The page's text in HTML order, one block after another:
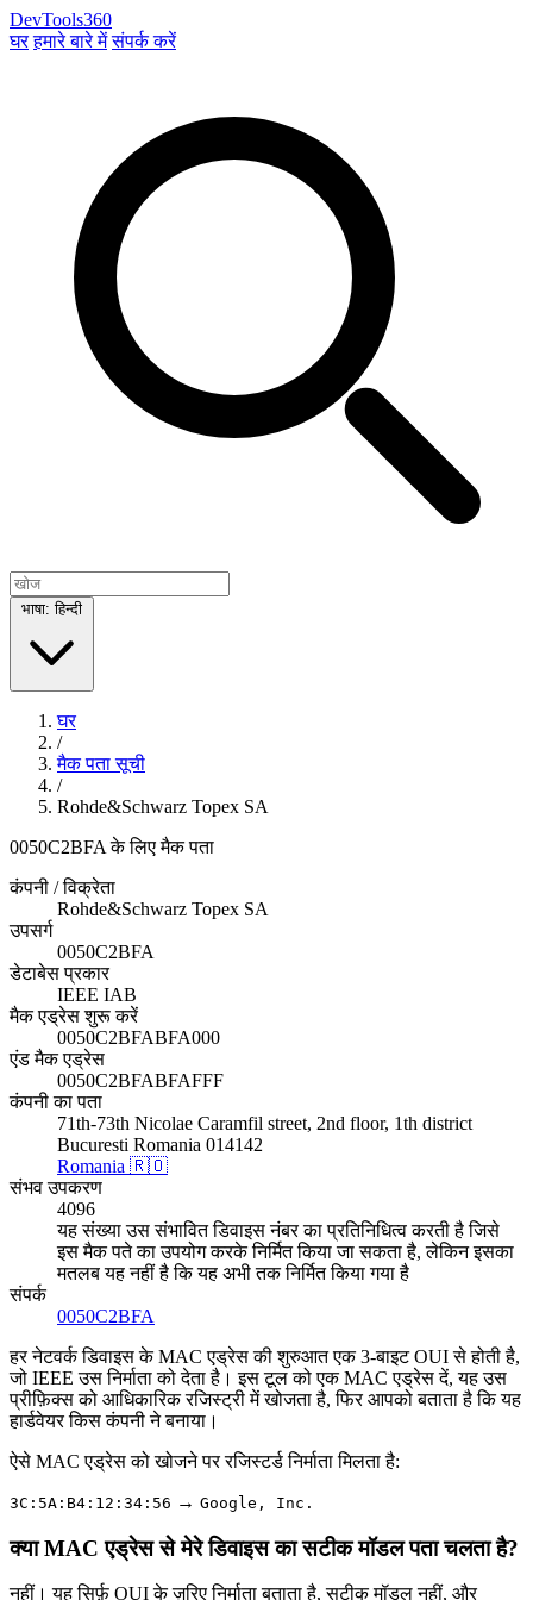
DevTools360
घर हमारे बारे में संपर्क करें
भाषा: हिन्दी
घर
/
मैक पता सूची
/
Rohde&Schwarz Topex SA
0050C2BFA के लिए मैक पता
कंपनी / विक्रेता
Rohde&Schwarz Topex SA
उपसर्ग
0050C2BFA
डेटाबेस प्रकार
IEEE IAB
मैक एड्रेस शुरू करें
0050C2BFABFA000
एंड मैक एड्रेस
0050C2BFABFAFFF
कंपनी का पता
71th-73th Nicolae Caramfil street, 2nd floor, 1th district
Bucuresti Romania 014142
Romania 🇷🇴
संभव उपकरण
4096
यह संख्या उस संभावित डिवाइस नंबर का प्रतिनिधित्व करती है जिसे
इस मैक पते का उपयोग करके निर्मित किया जा सकता है, लेकिन इसका
मतलब यह नहीं है कि यह अभी तक निर्मित किया गया है
संपर्क
0050C2BFA
हर नेटवर्क डिवाइस के MAC एड्रेस की शुरुआत एक 3-बाइट OUI से होती है,
जो IEEE उस निर्माता को देता है। इस टूल को एक MAC एड्रेस दें, यह उस
प्रीफ़िक्स को आधिकारिक रजिस्ट्री में खोजता है, फिर आपको बताता है कि यह
हार्डवेयर किस कंपनी ने बनाया।
ऐसे MAC एड्रेस को खोजने पर रजिस्टर्ड निर्माता मिलता है:
3C:5A:B4:12:34:56 → Google, Inc.
क्या MAC एड्रेस से मेरे डिवाइस का सटीक मॉडल पता चलता है?
नहीं। यह सिर्फ़ OUI के ज़रिए निर्माता बताता है, सटीक मॉडल नहीं, और